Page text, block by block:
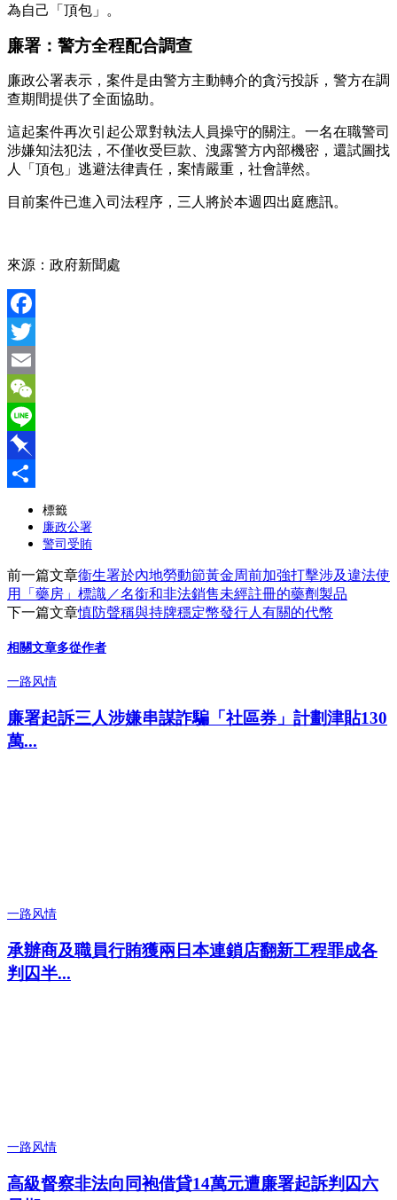
為自己「頂包」。
廉署：警方全程配合調查
廉政公署表示，案件是由警方主動轉介的貪污投訴，警方在調
查期間提供了全面協助。
這起案件再次引起公眾對執法人員操守的關注。一名在職警司
涉嫌知法犯法，不僅收受巨款、洩露警方內部機密，還試圖找
人「頂包」逃避法律責任，案情嚴重，社會譁然。
目前案件已進入司法程序，三人將於本週四出庭應訊。
來源：政府新聞處
Facebook
Twitter
Email
WeChat
Line
Pinboard
標籤
廉政公署
警司受賄
前一篇文章衞生署於內地勞動節黃金周前加強打擊涉及違法使
用「藥房」標識／名銜和非法銷售未經註冊的藥劑製品
下一篇文章慎防聲稱與持牌穩定幣發行人有關的代幣
相關文章多從作者
一路风情
廉署起訴三人涉嫌串謀詐騙「社區券」計劃津貼130
萬...
一路风情
承辦商及職員行賄獲兩日本連鎖店翻新工程罪成各
判囚半...
一路风情
高級督察非法向同袍借貸14萬元遭廉署起訴判囚六